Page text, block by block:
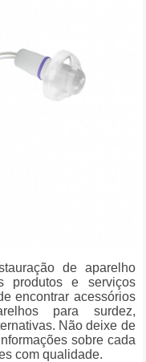
de aparelho
produtos e serviços
encontrar acessórios
para surdez,
Não deixe de
sobre cada
com qualidade.